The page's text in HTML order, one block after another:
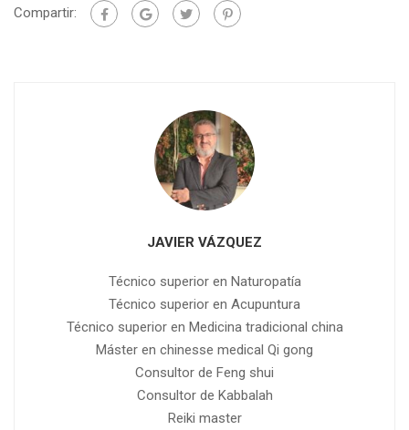
Compartir:
JAVIER VÁZQUEZ
Técnico superior en Naturopatía
Técnico superior en Acupuntura
Técnico superior en Medicina tradicional china
Máster en chinesse medical Qi gong
Consultor de Feng shui
Consultor de Kabbalah
Reiki master